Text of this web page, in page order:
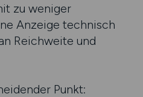
zu weniger
Anzeige technisch
Reichweite und
Punkt: